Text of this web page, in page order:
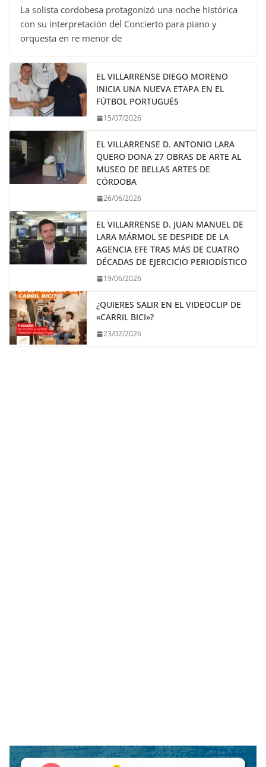
La solista cordobesa protagonizó una noche histórica
con su interpretación del Concierto para piano y
orquesta en re menor de
EL VILLARRENSE DIEGO MORENO
INICIA UNA NUEVA ETAPA EN EL
FÚTBOL PORTUGUÉS
15/07/2026
EL VILLARRENSE D. ANTONIO LARA
QUERO DONA 27 OBRAS DE ARTE AL
MUSEO DE BELLAS ARTES DE
CÓRDOBA
26/06/2026
EL VILLARRENSE D. JUAN MANUEL DE
LARA MÁRMOL SE DESPIDE DE LA
AGENCIA EFE TRAS MÁS DE CUATRO
DÉCADAS DE EJERCICIO PERIODÍSTICO
19/06/2026
¿QUIERES SALIR EN EL VIDEOCLIP DE
«CARRIL BICI»?
23/02/2026